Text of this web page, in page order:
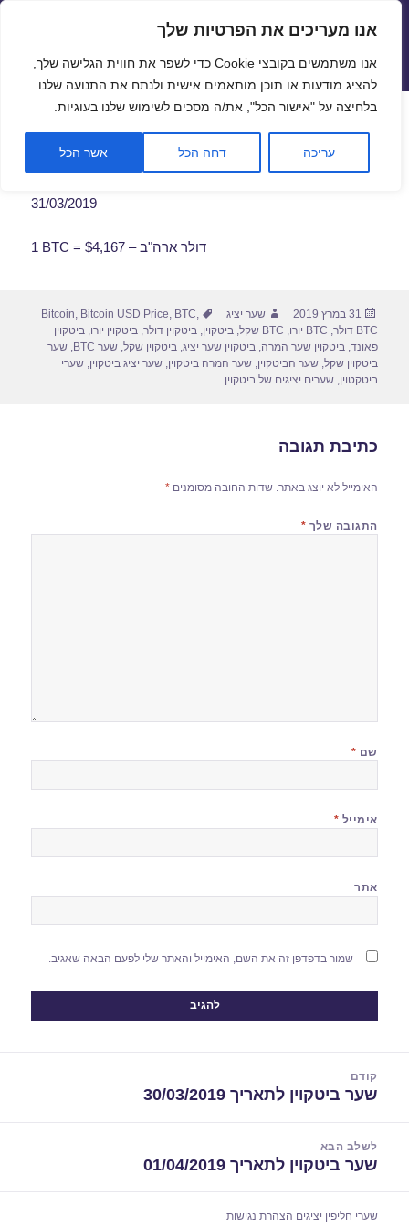
פתח
אנו מעריכים את הפרטיות שלך
אנו משתמשים בקובצי Cookie כדי לשפר את חווית הגלישה שלך,
להציג מודעות או תוכן מותאמים אישית ולנתח את התנועה שלנו.
בלחיצה על "אישור הכל", את/ה מסכים לשימוש שלנו בעוגיות.
עריכה דחה הכל אשר הכל
שערי חליפין יציגים – שער יציג
תפריטים
ווידג'טים
שער ביטקוין לתאריך 31/03/2019
31/03/2019
1 BTC = $4,167 – דולר ארה"ב
פורסם
בתאריך
31 במרץ 2019 מחבר
שער יציג תגיות Bitcoin, Bitcoin USD Price, BTC,
BTC דולר
, BTC יורו , BTC שקל ,ביטקוין,ביטקוין דולר,ביטקוין יורו,ביטקוין
פאונד,ביטקוין שער המרה,ביטקוין שער יציג,ביטקוין שקל,שער BTC ,שער
ביטקוין שקל,שער הביטקוין,שער המרה ביטקוין,שער יציג ביטקוין,שערי
ביטקטוין,שערים יציגים של ביטקוין
כתיבת תגובה
האימייל לא יוצג באתר. שדות החובה מסומנים*
התגובה שלך *
שם *
אימייל *
אתר
שמור בדפדפן זה את השם, האימייל והאתר שלי לפעם הבאה שאגיב.
קודם
הפוסט
שער ביטקוין לתאריך 30/03/2019
לשלב הבא
הפוסט
שער ביטקוין לתאריך 01/04/2019
שערי חליפין יציגים הצהרת נגישות